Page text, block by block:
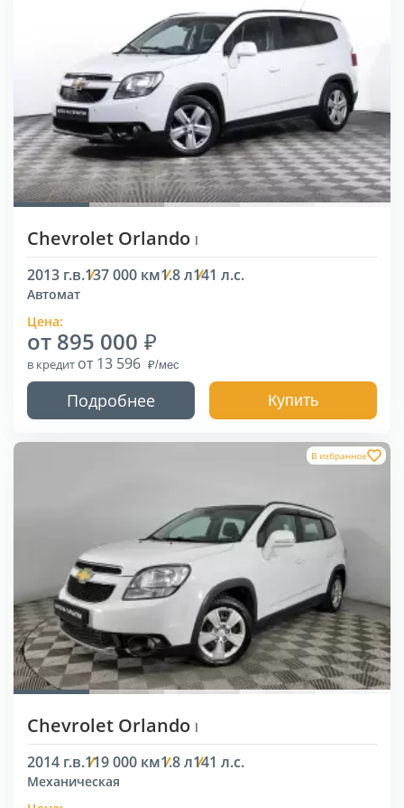
Chevrolet Orlando I
2013 г.в.137 000 км1.8 л141 л.с.
Автомат
Цена:
от 895 000
в кредит от 13 596
Подробнее Купить
В избранное
Chevrolet Orlando I
2014 г.в.119 000 км1.8 л141 л.с.
Механическая